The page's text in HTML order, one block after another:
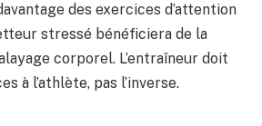
des exercices d’attention
stressé bénéficiera de la
corporel. L’entraîneur doit
à l’athlète, pas l’inverse.